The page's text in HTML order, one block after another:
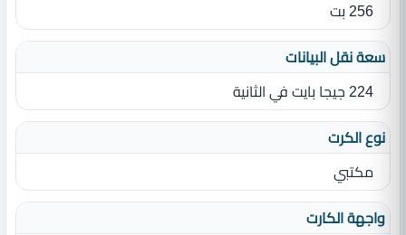
256 بت
سعة نقل البيانات
224 جيجا بايت في الثانية
نوع الكرت
مكتبي
واجهة الكارت